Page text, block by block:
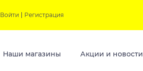
Войти Регистрация
Наши магазины Акции и новости